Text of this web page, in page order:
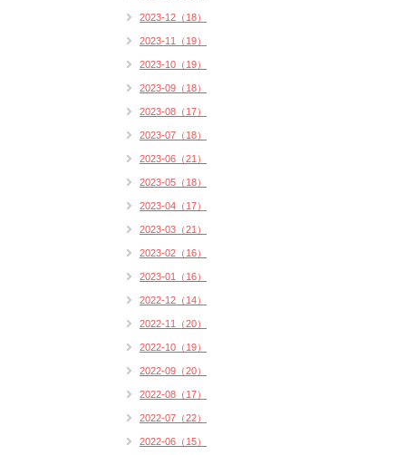
2023-12（18）
2023-11（19）
2023-10（19）
2023-09（18）
2023-08（17）
2023-07（18）
2023-06（21）
2023-05（18）
2023-04（17）
2023-03（21）
2023-02（16）
2023-01（16）
2022-12（14）
2022-11（20）
2022-10（19）
2022-09（20）
2022-08（17）
2022-07（22）
2022-06（15）